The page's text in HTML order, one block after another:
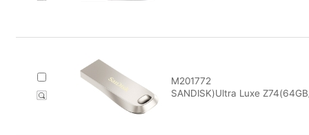
M201772
SANDISK)Ultra Luxe